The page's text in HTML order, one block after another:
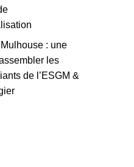
: une
les
de l’ESGM &